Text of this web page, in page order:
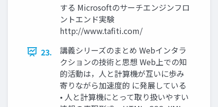
する Microsoftのサーチエンジンフロ
ントエンド実験
http://www.tafiti.com/
23.
講義シリーズのまとめ Webインタラ
クションの技術と思想 Web上での知
的活動は，人と計算機が互いに歩み
寄りながら加速度的 に発展している
• 人と計算機にとって取り扱いやすい